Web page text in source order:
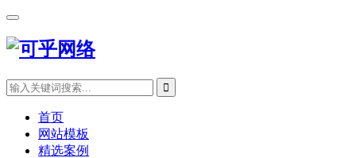
首页
网站模板
精选案例